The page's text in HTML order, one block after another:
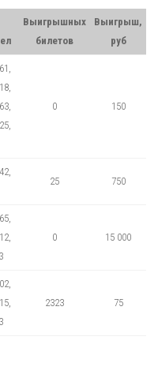
Выигрышных
билетов
Выигрыш,
руб
0 150
25 750
0 15 000
2323 75